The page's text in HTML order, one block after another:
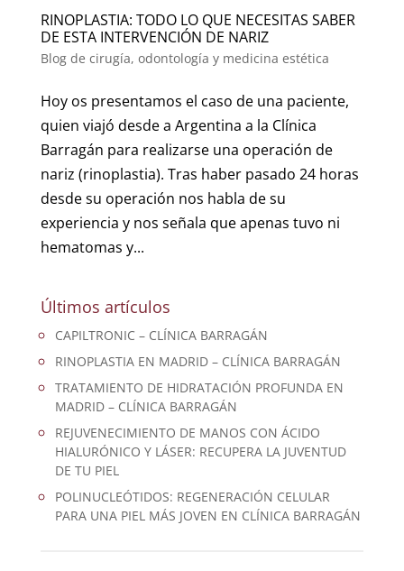
RINOPLASTIA: TODO LO QUE NECESITAS SABER
DE ESTA INTERVENCIÓN DE NARIZ
Blog de cirugía, odontología y medicina estética
Hoy os presentamos el caso de una paciente,
quien viajó desde a Argentina a la Clínica
Barragán para realizarse una operación de
nariz (rinoplastia). Tras haber pasado 24 horas
desde su operación nos habla de su
experiencia y nos señala que apenas tuvo ni
hematomas y...
Últimos artículos
CAPILTRONIC – CLÍNICA BARRAGÁN
RINOPLASTIA EN MADRID – CLÍNICA BARRAGÁN
TRATAMIENTO DE HIDRATACIÓN PROFUNDA EN
MADRID – CLÍNICA BARRAGÁN
REJUVENECIMIENTO DE MANOS CON ÁCIDO
HIALURÓNICO Y LÁSER: RECUPERA LA JUVENTUD
DE TU PIEL
POLINUCLEÓTIDOS: REGENERACIÓN CELULAR
PARA UNA PIEL MÁS JOVEN EN CLÍNICA BARRAGÁN